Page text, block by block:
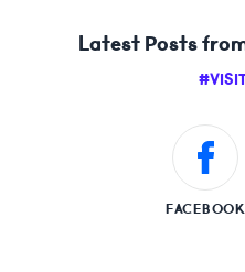
Latest Posts
FACEBOOK